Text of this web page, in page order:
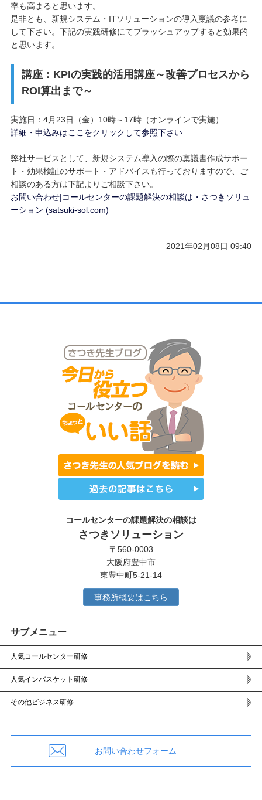
率も高まると思います。
是非とも、新規システム・ITソリューションの導入稟議の参考に
して下さい。下記の実践研修にてブラッシュアップすると効果的
と思います。
講座：KPIの実践的活用講座～改善プロセスから
ROI算出まで～
実施日：4月23日（金）10時～17時（オンラインで実施）
詳細・申込みはここをクリックして参照下さい
弊社サービスとして、新規システム導入の際の稟議書作成サポー
ト・効果検証のサポート・アドバイスも行っておりますので、ご
相談のある方は下記よりご相談下さい。
お問い合わせ|コールセンターの課題解決の相談は・さつきソリュ
ーション (satsuki-sol.com)
2021年02月08日 09:40
コールセンターの課題解決の相談は
さつきソリューション
〒560-0003
大阪府豊中市
東豊中町5-21-14
事務所概要はこちら
サブメニュー
人気コールセンター研修
人気インバスケット研修
その他ビジネス研修
お問い合わせフォーム